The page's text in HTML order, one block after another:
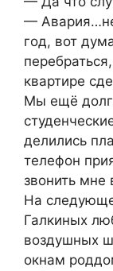
—
год, вот
квартире
Мы ещё
делились
телефон
звонить
На
Галкиных
воздушных
окнам